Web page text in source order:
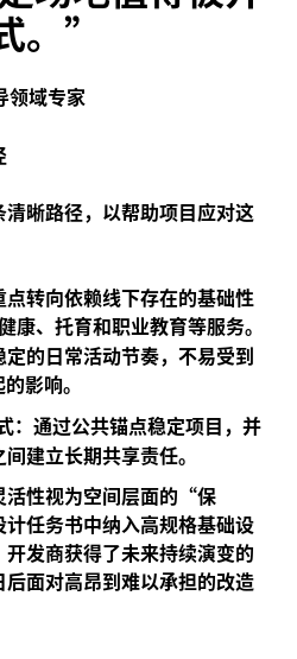
。”
领域专家
晰路径，以帮助项目应对这
点转向依赖线下存在的基础性
康、托育和职业教育等服务。
的日常活动节奏，不易受到
影响。
通过公共锚点稳定项目，并
建立长期共享责任。
活性视为空间层面的“保
任务书中纳入高规格基础设
发商获得了未来持续演变的
面对高昂到难以承担的改造